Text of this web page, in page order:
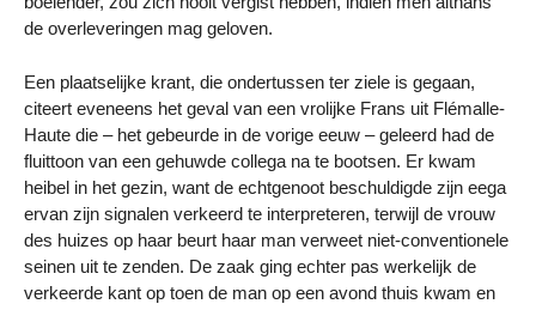
de overleveringen mag geloven.
Een plaatselijke krant, die ondertussen ter ziele is gegaan,
citeert eveneens het geval van een vrolijke Frans uit Flémalle-
Haute die – het gebeurde in de vorige eeuw – geleerd had de
fluittoon van een gehuwde collega na te bootsen. Er kwam
heibel in het gezin, want de echtgenoot beschuldigde zijn eega
ervan zijn signalen verkeerd te interpreteren, terwijl de vrouw
des huizes op haar beurt haar man verweet niet-conventionele
seinen uit te zenden. De zaak ging echter pas werkelijk de
verkeerde kant op toen de man op een avond thuis kwam en